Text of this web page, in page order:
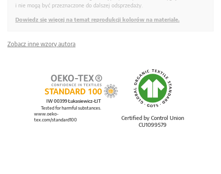
i nie mogą być przeznaczone do dalszej odsprzedaży.
Dowiedz się więcej na temat reprodukcji kolorów na materiale.
Zobacz inne wzory autora
Certified by Control Union
CU1099579
IW 00399 Łukasiewicz-ŁIT
Tested for harmful substances.
www.oeko-
tex.com/standard100